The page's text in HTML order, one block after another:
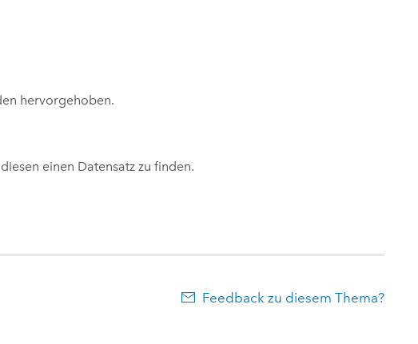
hervorgehoben.
einen Datensatz zu finden.
Feedback zu diesem Thema?